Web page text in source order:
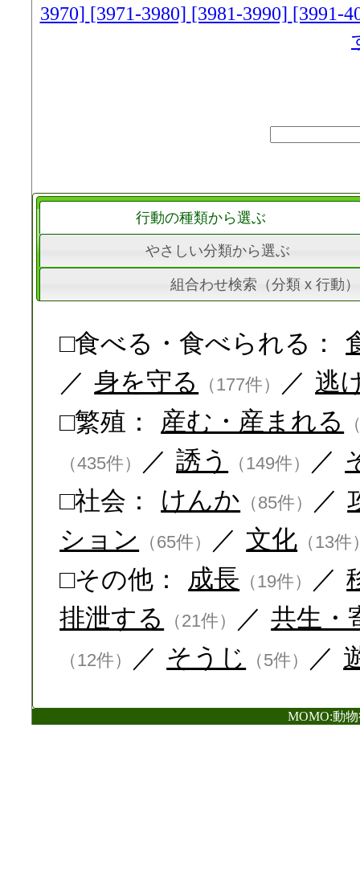
3970] [3971-3980] [3981-3990] [3991-
行動の種類から選ぶ
やさしい分類から選ぶ
組合わせ検索（分類 x 行動）
□食べる・食べられる：
／ 身を守る （177件） ／ 逃
□繁殖：
産む・産まれる
（435件）
／ 誘う （149件） ／
□社会：
けんか （85件） ／
ション
（65件） ／ 文化 （13件
□その他： 成長 （19件） ／
排泄する
（21件） ／ 共生・
（12件） ／ そうじ （5件） ／
MOMO:動